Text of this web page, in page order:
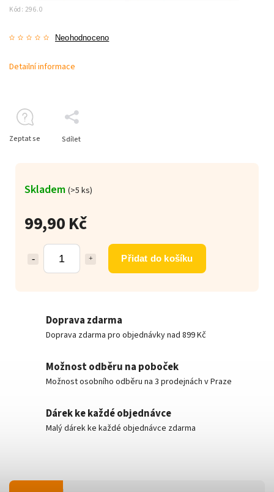
Kód: 296.0
Neohodnoceno
99,90 Kč
Přidat do košíku
Skladem (>5 ks)
Detailní informace
Zeptat se Sdílet
Doprava zdarma
Doprava zdarma pro objednávky nad 899 Kč
Možnost odběru na poboček
Možnost osobního odběru na 3 prodejnách v Praze
Dárek ke každé objednávce
Malý dárek ke každé objednávce zdarma